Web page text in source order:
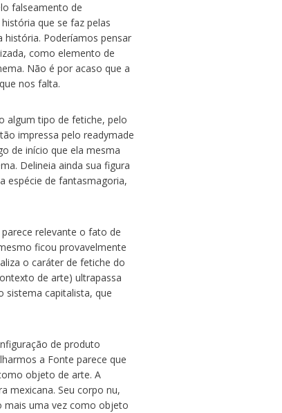
falseamento de
que se faz pelas
história. Poderíamos pensar
como elemento de
Não é por acaso que a
nos falta.
algum tipo de fetiche, pelo
impressa pelo readymade
de início que ela mesma
Delineia ainda sua figura
espécie de fantasmagoria,
relevante o fato de
ficou provavelmente
o caráter de fetiche do
de arte) ultrapassa
sistema capitalista, que
de produto
a Fonte parece que
objeto de arte. A
mexicana. Seu corpo nu,
mais uma vez como objeto